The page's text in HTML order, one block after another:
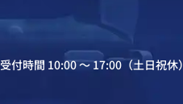
受付時間 10:00 〜 17:00（土日祝休）